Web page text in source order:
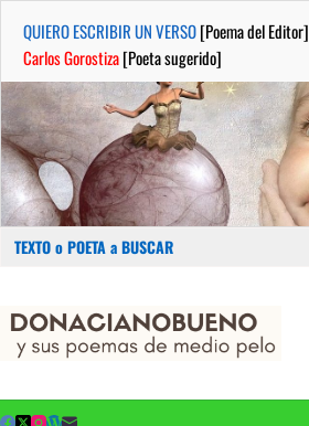
QUIERO ESCRIBIR UN VERSO[Poema del Editor]
Carlos Gorostiza[Poeta sugerido]
Buscar:
contenido